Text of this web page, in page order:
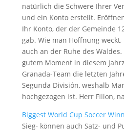
natürlich die Schwere Ihrer
und ein Konto erstellt.
Ihr Konto, der der Gemeinde
gab. Wie man Hoffnung
auch an der Ruhe des
gutem Moment in diesem
Granada-Team die letzten
Segunda División, weshalb
hochgezogen ist. Herr Fillon,
Biggest World Cup Soccer
Sieg- können auch Satz- und